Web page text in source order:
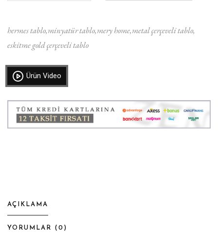
hermes tablo minyatür tablo mery home metal çerçeveli tablo
eskitme gold çerçeveli tablo
Ürün Video
AÇIKLAMA
YORUMLAR ( 0 )